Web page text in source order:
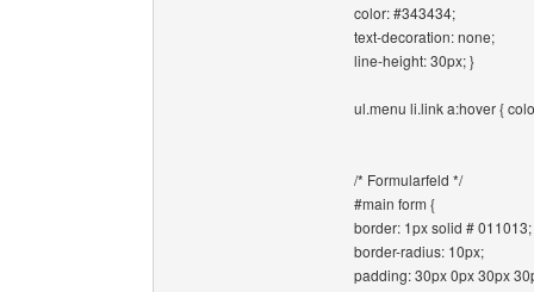
color: #343434;
text-decoration: none;
line-height: 30px; }
ul.menu li.link a:hover {
/* Formularfeld */
#main form {
border: 1px solid # 011013;
border-radius: 10px;
padding: 30px 0px 30px